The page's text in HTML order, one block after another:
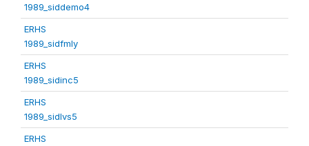
1989_siddemo4
ERHS
1989_sidfmly
ERHS
1989_sidinc5
ERHS
1989_sidlvs5
ERHS